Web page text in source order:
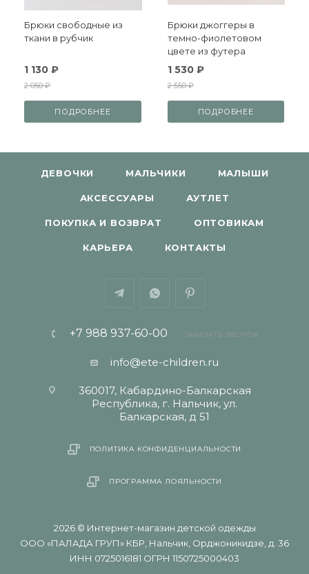
Брюки свободные из
ткани в рубчик
1 130 ₽
2 050 ₽
ПОДРОБНЕЕ
Брюки джоггеры в
темно-фиолетовом
цвете из футера
1 530 ₽
2 550 ₽
ПОДРОБНЕЕ
ДЕВОЧКИ МАЛЬЧИКИ МАЛЫШИ
АКСЕССУАРЫ АУТЛЕТ
ПОКУПКА И ВОЗВРАТ ОПТОВИКАМ
КАРЬЕРА КОНТАКТЫ
+7 988 937-60-00 ЗАКАЗАТЬ ЗВОНОК
info@ete-children.ru
360017, Кабардино-Балкарская
Республика, г. Нальчик, ул.
Балкарская, д 51
ПОЛИТИКА КОНФИДЕНЦИАЛЬНОСТИ
ПРОГРАММА ЛОЯЛЬНОСТИ
2026 © Интернет-магазин детской одежды
ООО «ПАЛАДА ГРУП» КБР, Нальчик, Орджоникидзе, д. 36
ИНН 0725016181 ОГРН 1150725000403